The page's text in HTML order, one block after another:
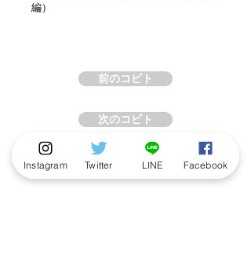
編）
前のコビト
次のコビト
Instagram Twitter LINE Facebook